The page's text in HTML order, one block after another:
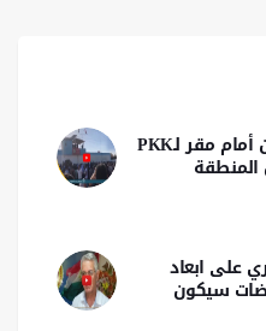
أهالي ناحية سنون يتظاهرون أمام مقر لـPKK
المنطقة
على ابعاد
سيكون